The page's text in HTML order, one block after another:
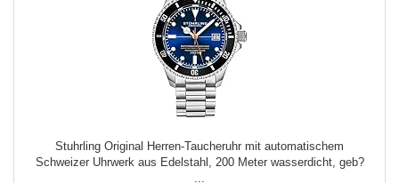
Stuhrling Original Herren-Taucheruhr mit automatischem
Schweizer Uhrwerk aus Edelstahl, 200 Meter wasserdicht, geb?
...